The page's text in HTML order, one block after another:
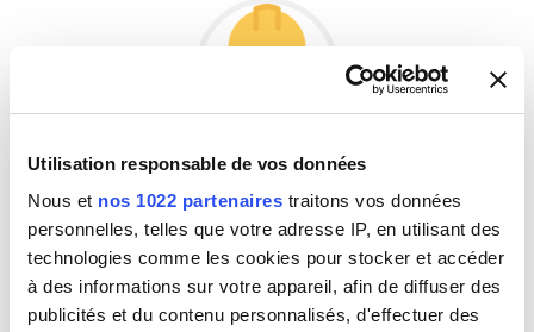
Utilisation responsable de vos données
Nous et nos 1022 partenaires traitons vos données
personnelles, telles que votre adresse IP, en utilisant des
technologies comme les cookies pour stocker et accéder
à des informations sur votre appareil, afin de diffuser des
publicités et du contenu personnalisés, d'effectuer des
69001 Lyon
Activité(s) :